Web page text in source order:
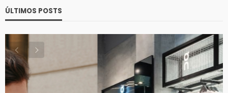
ÚLTIMOS POSTS